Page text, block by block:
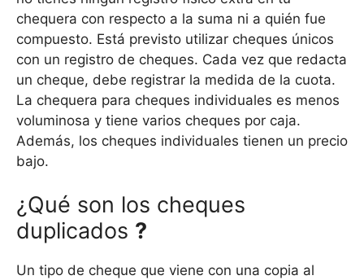
chequera con respecto a la suma ni a quién fue
compuesto. Está previsto utilizar cheques únicos
con un registro de cheques. Cada vez que redacta
un cheque, debe registrar la medida de la cuota.
La chequera para cheques individuales es menos
voluminosa y tiene varios cheques por caja.
Además, los cheques individuales tienen un precio
bajo.
¿Qué son los cheques
duplicados ?
Un tipo de cheque que viene con una copia al